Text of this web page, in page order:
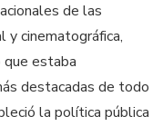
de las
y cinematográfica,
estaba
destacadas de todo
la política pública